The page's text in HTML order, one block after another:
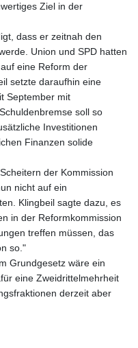
Ziel in der
dass er zeitnah den
Union und SPD hatten
eine Reform der
setzte daraufhin eine
September mit
soll so
Investitionen
Finanzen solide
der Kommission
nicht auf ein
Klingbeil sagte dazu, es
in der Reformkommission
treffen müssen, das
so."
Grundgesetz wäre ein
eine Zweidrittelmehrheit
derzeit aber